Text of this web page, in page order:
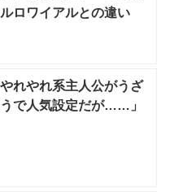
ロワイアルとの違い
れやれ系主人公がうざ
で人気設定だが……」